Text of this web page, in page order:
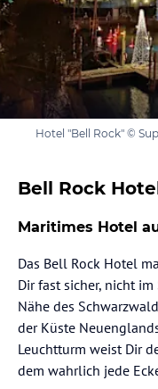
Hotel "Bell Rock" ©
Bell Rock
Maritimes Hotel
Das Bell Rock Hotel
Dir fast sicher, nicht
Nähe des
der Küste
Leuchtturm weist Dir
dem wahrlich jede